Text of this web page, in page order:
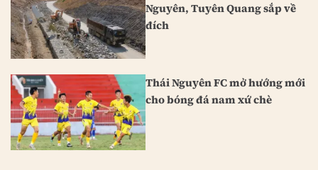
Nguyên, Tuyên Quang sắp về
đích
Thái Nguyên FC mở hướng mới
cho bóng đá nam xứ chè